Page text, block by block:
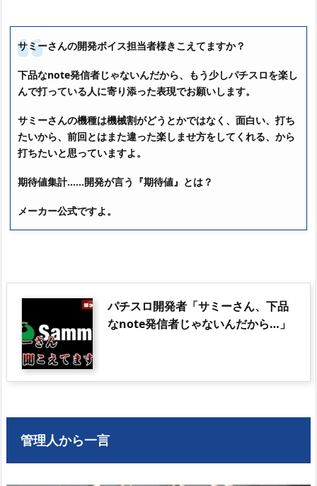
サミーさんの開発ボイス担当者様きこえてますか？
下品なnote発信者じゃないんだから、もう少しパチスロを楽し
んで打っている人に寄り添った表現でお願いします。
サミーさんの機種は機械割がどうとかではなく、面白い、打ち
たいから、前回とはまた違った楽しませ方をしてくれる、から
打ちたいと思っていますよ。
期待値集計……開発が言う『期待値』とは？
メーカー公式ですよ。
パチスロ開発者「サミーさん、下品
なnote発信者じゃないんだから…」
管理人から一言